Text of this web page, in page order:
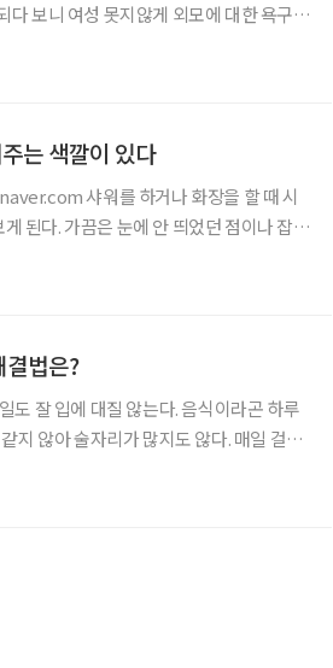
다 보니 여성 못지않게 외모에 대한 욕구가
는 색깔이 있다
화장을 할 때 시
된다. 가끔은 눈에 안 띄었던 점이나 잡
법은?
도 잘 입에 대질 않는다. 음식이라곤 하루
지 않아 술자리가 많지도 않다. 매일 걸으